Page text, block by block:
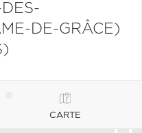
DE-GRÂCE)
CARTE